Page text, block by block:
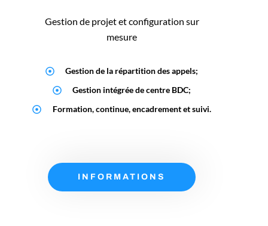
Gestion de projet et configuration sur
mesure
Gestion de la répartition des appels;
Gestion intégrée de centre BDC;
Formation, continue, encadrement et suivi.
INFORMATIONS